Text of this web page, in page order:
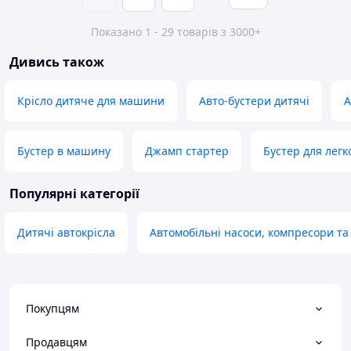
Показано 1 - 29 товарів з 3000+
Дивись також
Крісло дитяче для машини Авто-бустери дитячі
Бустер в машину Джамп стартер Бустер для
Популярні категорії
Дитячі автокрісла Автомобільні насоси, компресори
Покупцям
Продавцям